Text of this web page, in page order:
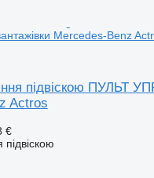
Mercedes-Benz
підвіскою ПУЛЬТ
Actros
€
підвіскою